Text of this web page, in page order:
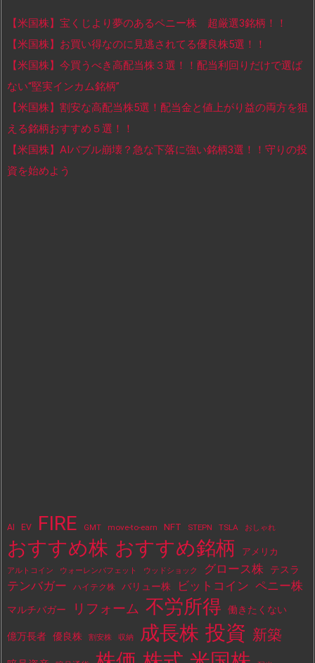
【米国株】宝くじより夢のあるペニー株 超厳選3銘柄！！
【米国株】お買い得なのに見逃されてる優良株5選！！
【米国株】今買うべき高配当株３選！！配当利回りだけで選ば
ない“堅実インカム銘柄”
【米国株】割安な高配当株5選！配当金と値上がり益の両方を狙
える銘柄おすすめ５選！！
【米国株】AIバブル崩壊？急な下落に強い銘柄3選！！守りの投
資を始めよう
AI EV FIRE GMT move-to-earn NFT STEPN TSLA おしゃれ
おすすめ株 おすすめ銘柄 アメリカ
アルトコイン ウォーレンバフェット ウッドショック グロース株 テスラ
テンバガー ハイテク株 バリュー株 ビットコイン ペニー株
マルチバガー リフォーム 不労所得 働きたくない
億万長者 優良株 割安株 収納 成長株 投資 新築